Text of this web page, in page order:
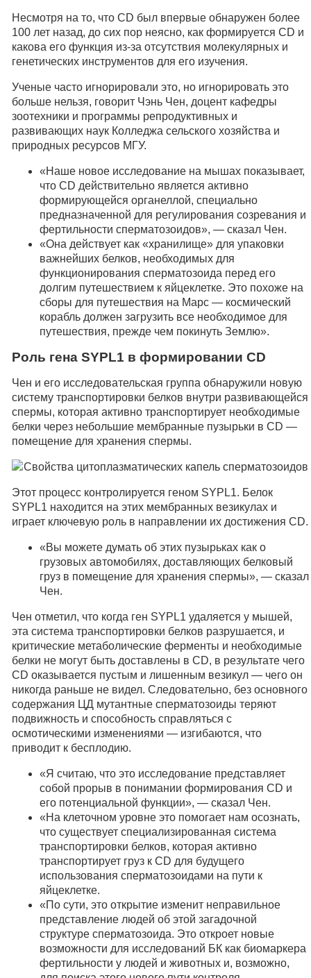
Несмотря на то, что CD был впервые обнаружен более
100 лет назад, до сих пор неясно, как формируется CD и
какова его функция из-за отсутствия молекулярных и
генетических инструментов для его изучения.
Ученые часто игнорировали это, но игнорировать это
больше нельзя, говорит Чэнь Чен, доцент кафедры
зоотехники и программы репродуктивных и
развивающих наук Колледжа сельского хозяйства и
природных ресурсов МГУ.
«Наше новое исследование на мышах показывает,
что CD действительно является активно
формирующейся органеллой, специально
предназначенной для регулирования созревания и
фертильности сперматозоидов», — сказал Чен.
«Она действует как «хранилище» для упаковки
важнейших белков, необходимых для
функционирования сперматозоида перед его
долгим путешествием к яйцеклетке. Это похоже на
сборы для путешествия на Марс — космический
корабль должен загрузить все необходимое для
путешествия, прежде чем покинуть Землю».
Роль гена SYPL1 в формировании CD
Чен и его исследовательская группа обнаружили новую
систему транспортировки белков внутри развивающейся
спермы, которая активно транспортирует необходимые
белки через небольшие мембранные пузырьки в CD —
помещение для хранения спермы.
Этот процесс контролируется геном SYPL1. Белок
SYPL1 находится на этих мембранных везикулах и
играет ключевую роль в направлении их достижения CD.
«Вы можете думать об этих пузырьках как о
грузовых автомобилях, доставляющих белковый
груз в помещение для хранения спермы», — сказал
Чен.
Чен отметил, что когда ген SYPL1 удаляется у мышей,
эта система транспортировки белков разрушается, и
критические метаболические ферменты и необходимые
белки не могут быть доставлены в CD, в результате чего
CD оказывается пустым и лишенным везикул — чего он
никогда раньше не видел. Следовательно, без основного
содержания ЦД мутантные сперматозоиды теряют
подвижность и способность справляться с
осмотическими изменениями — изгибаются, что
приводит к бесплодию.
«Я считаю, что это исследование представляет
собой прорыв в понимании формирования CD и
его потенциальной функции», — сказал Чен.
«На клеточном уровне это помогает нам осознать,
что существует специализированная система
транспортировки белков, которая активно
транспортирует груз к CD для будущего
использования сперматозоидами на пути к
яйцеклетке.
«По сути, это открытие изменит неправильное
представление людей об этой загадочной
структуре сперматозоида. Это откроет новые
возможности для исследований БК как биомаркера
фертильности у людей и животных и, возможно,